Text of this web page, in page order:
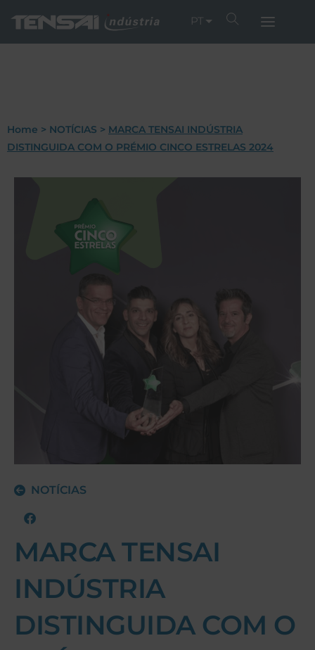
PT
Home > NOTÍCIAS > MARCA TENSAI INDÚSTRIA
DISTINGUIDA COM O PRÉMIO CINCO ESTRELAS 2024
NOTÍCIAS
MARCA TENSAI
INDÚSTRIA
DISTINGUIDA COM O